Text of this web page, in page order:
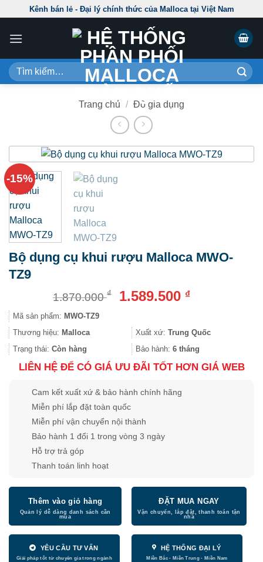
content
Kênh bán lẻ - Đại lý chính thức của Malloca tại Việt Nam
Tìm
kiếm:
Trang chủ / Đồ gia dụng
-15%
Bộ dụng cụ khui rượu Malloca MWO-
TZ9
1.870.000₫
Giá
1.870.000 ₫.
1.589.500 ₫Giá
là:
1.589.500 ₫.
Mã sản phẩm: MWO-TZ9
Thương hiệu: Malloca Xuất xứ: Trung Quốc
Trạng thái: Còn hàng Bảo hành: 6 tháng
LIÊN HỆ ĐỂ CÓ GIÁ ƯU ĐÃI TỐT HƠN GIÁ WEB
Cam kết xuất xứ & bảo hành chính hãng
Miễn phí lắp đặt toàn quốc
Miễn phí vận chuyển nội thành
Bảo hành 1 đổi 1 trong vòng 3 ngày
Hỗ trợ trả góp
Thanh toán linh hoạt
Thêm vào giỏ hàng ĐẶT MUA NGAY
YÊU CẦU TƯ VẤN HỆ THỐNG ĐẠI LÝ